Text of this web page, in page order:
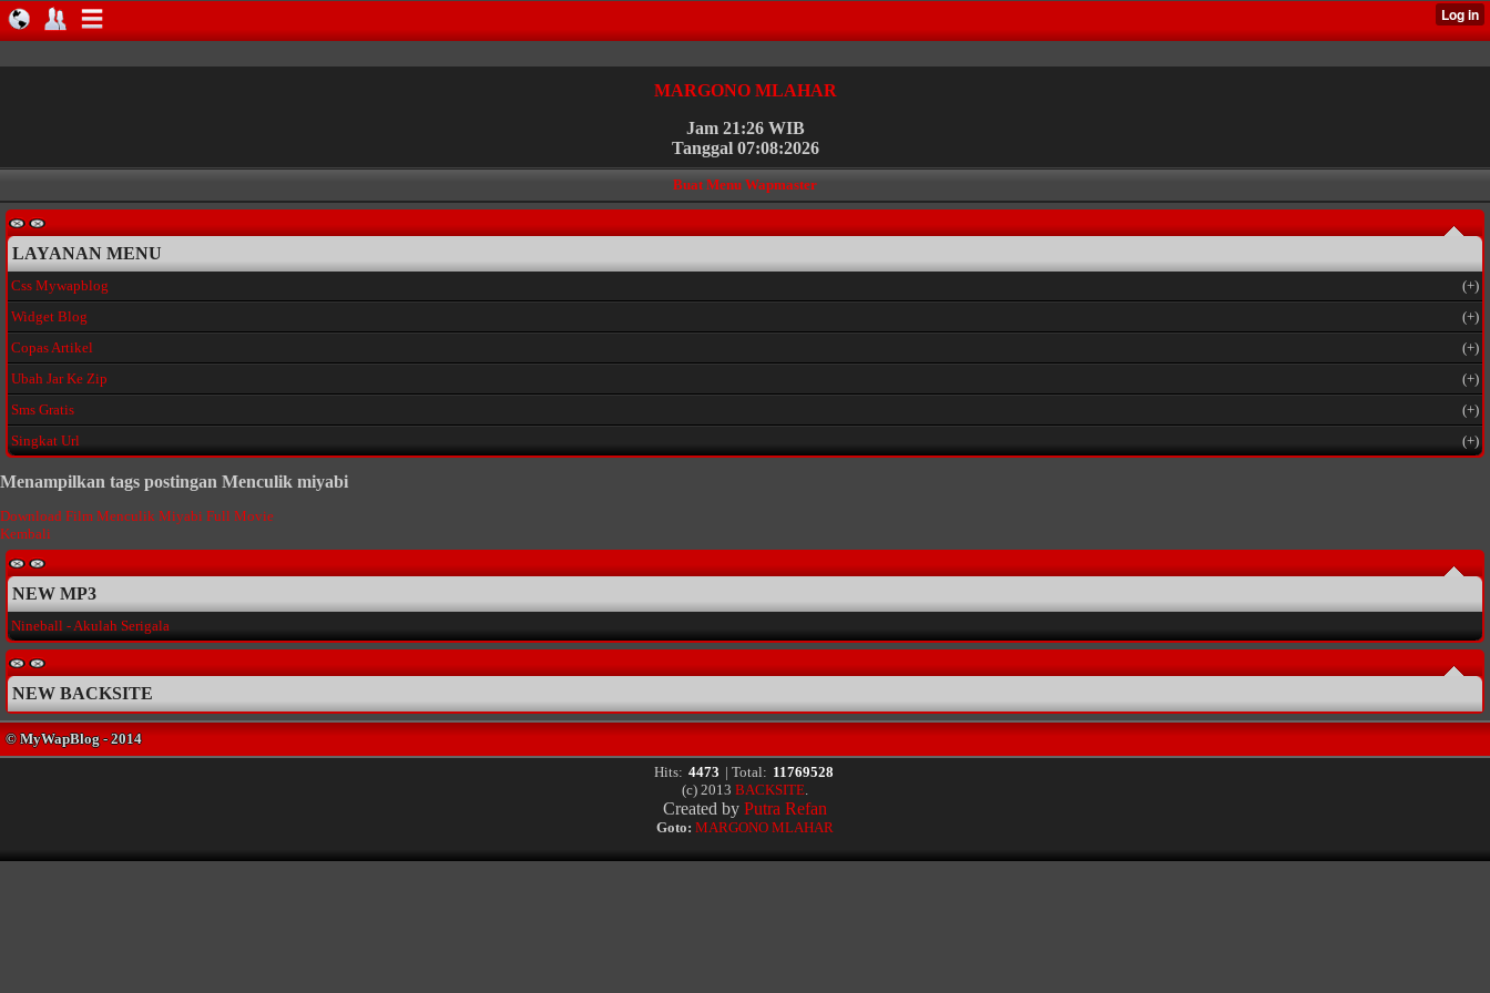
MARGONO MLAHAR
Jam 21:26 WIB
Tanggal 07:08:2026
Buat Menu Wapmaster
LAYANAN MENU
Css Mywapblog
(+)
Widget Blog
(+)
Copas Artikel
(+)
Ubah Jar Ke Zip
(+)
Sms Gratis
(+)
Singkat Url
(+)
Menampilkan tags postingan Menculik miyabi
Download Film Menculik Miyabi Full Movie
Kembali
NEW MP3
Nineball - Akulah Serigala
NEW BACKSITE
Hits: 4473 | Total: 11769528
(c) 2013 BACKSITE
Created by Putra Refan
Goto: MARGONO MLAHAR